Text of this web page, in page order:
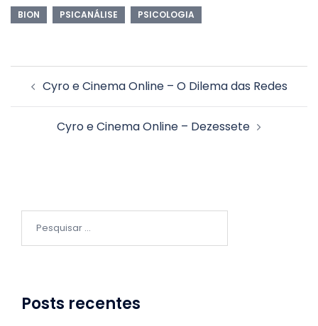
BION PSICANÁLISE PSICOLOGIA
Cyro e Cinema Online – O Dilema das Redes
Cyro e Cinema Online – Dezessete
Posts recentes